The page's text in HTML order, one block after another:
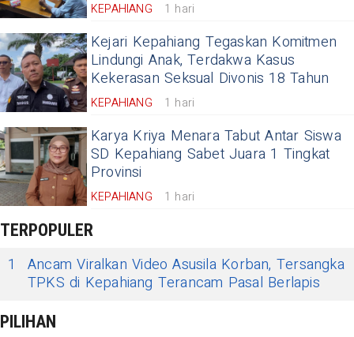
KEPAHIANG 1 hari
Kejari Kepahiang Tegaskan Komitmen
Lindungi Anak, Terdakwa Kasus
Kekerasan Seksual Divonis 18 Tahun
KEPAHIANG 1 hari
Karya Kriya Menara Tabut Antar Siswa
SD Kepahiang Sabet Juara 1 Tingkat
Provinsi
KEPAHIANG 1 hari
TERPOPULER
1
​Ancam Viralkan Video Asusila Korban, Tersangka
TPKS di Kepahiang Terancam Pasal Berlapis
PILIHAN